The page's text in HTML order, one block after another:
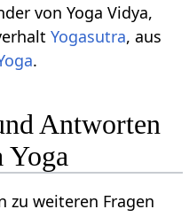
von Yoga Vidya,
Yogasutra, aus
.
Antworten
Yoga
zu weiteren Fragen